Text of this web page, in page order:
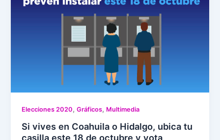
Elecciones 2020,Gráficos, Multimedia
Si vives en Coahuila o Hidalgo, ubica tu
casilla este 18 de octubre y vota